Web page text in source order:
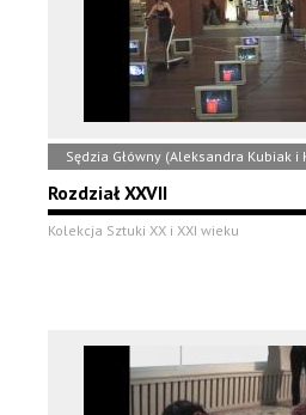
Sędzia Główny (Aleksandra Kubiak i
Rozdział XXVII
Kolekcja Sztuki XX i XXI wieku